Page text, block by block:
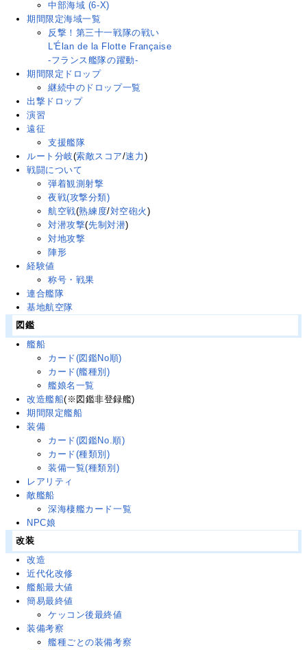
中部海域 (6-X)
期間限定海域一覧
反撃！第三十一戦隊の戦い
L'Élan de la Flotte Française
-フランス艦隊の躍動-
期間限定ドロップ
継続中のドロップ一覧
出撃ドロップ
演習
遠征
支援艦隊
ルート分岐(索敵スコア/速力 )
戦闘について
弾着観測射撃
夜戦(攻撃分類)
航空戦(熟練度/対空砲火 )
対潜攻撃(先制対潜)
対地攻撃
陣形
経験値
称号・戦果
連合艦隊
基地航空隊
図鑑
艦船
カード(図鑑No順)
カード(艦種別)
艦娘名一覧
改造艦船(※図鑑非登録艦)
期間限定艦船
装備
カード(図鑑No.順)
カード(種類別)
装備一覧(種類別)
レアリティ
敵艦船
深海棲艦カード一覧
NPC娘
改装
改造
近代化改修
艦船最大値
簡易最終値
ケッコン後最終値
装備考察
艦種ごとの装備考察